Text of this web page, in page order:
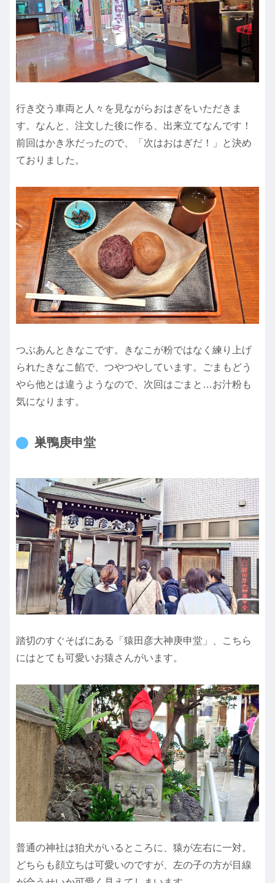
行き交う車両と人々を見ながらおはぎをいただきま
す。なんと、注文した後に作る、出来立てなんです！
前回はかき氷だったので、「次はおはぎだ！」と決め
ておりました。
つぶあんときなこです。きなこが粉ではなく練り上げ
られたきなこ餡で、つやつやしています。ごまもどう
やら他とは違うようなので、次回はごまと…お汁粉も
気になります。
巣鴨庚申堂
踏切のすぐそばにある「猿田彦大神庚申堂」、こちら
にはとても可愛いお猿さんがいます。
普通の神社は狛犬がいるところに、猿が左右に一対。
どちらも顔立ちは可愛いのですが、左の子の方が目線